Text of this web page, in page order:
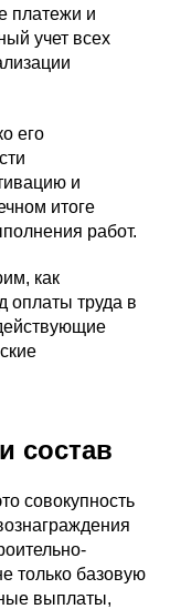
платежи и
учет всех
его
и
итоге
работ.
как
оплаты труда в
состав
совокупность
только базовую
выплаты,